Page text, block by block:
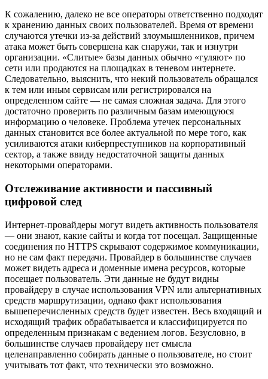
К сожалению, далеко не все операторы ответственно подходят
к хранению данных своих пользователей. Время от времени
случаются утечки из-за действий злоумышленников, причем
атака может быть совершена как снаружи, так и изнутри
организации. «Слитые» базы данных обычно «гуляют» по
сети или продаются на площадках в теневом интернете.
Следовательно, выяснить, что некий пользователь обращался
к тем или иным сервисам или регистрировался на
определенном сайте — не самая сложная задача. Для этого
достаточно проверить по различным базам имеющуюся
информацию о человеке. Проблема утечек персональных
данных становится все более актуальной по мере того, как
усиливаются атаки киберпреступников на корпоративный
сектор, а также ввиду недостаточной защиты данных
некоторыми операторами.
Отслеживание активности и пассивный
цифровой след
Интернет-провайдеры могут видеть активность пользователя
— они знают, какие сайты и когда тот посещал. Защищенные
соединения по HTTPS скрывают содержимое коммуникации,
но не сам факт передачи. Провайдер в большинстве случаев
может видеть адреса и доменные имена ресурсов, которые
посещает пользователь. Эти данные не будут видны
провайдеру в случае использования VPN или альтернативных
средств маршрутизации, однако факт использования
вышеперечисленных средств будет известен. Весь входящий и
исходящий трафик обрабатывается и классифицируется по
определенным признакам с ведением логов. Безусловно, в
большинстве случаев провайдеру нет смысла
целенаправленно собирать данные о пользователе, но стоит
учитывать тот факт, что технически это возможно.